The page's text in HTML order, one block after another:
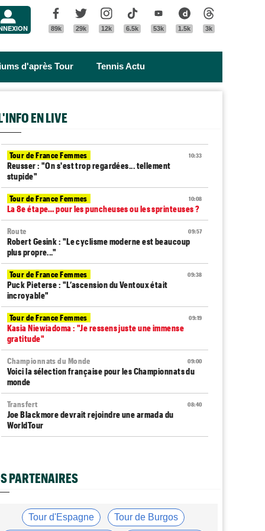
Facebook
89k
Twitter
29k
Instagram
12k
Tik Tok
6.5k
Youtube
53k
Dailymotion
1.5k 3k
d'après Tour Tennis Actu
EN LIVE
10:33
Tour de France Femmes
Reusser : "On s'est trop regardées... tellement
stupide"
10:08
Tour de France Femmes
La 8e étape… pour les puncheuses ou les sprinteuses ?
09:57
Route
Robert Gesink : "Le cyclisme moderne est beaucoup
plus propre..."
09:38
Tour de France Femmes
Puck Pieterse : "L’ascension du Ventoux était
incroyable"
09:19
Tour de France Femmes
Kasia Niewiadoma : "Je ressens juste une immense
gratitude"
09:00
Championnats du Monde
Voici la sélection française pour les Championnats du
monde
08:40
Transfert
Joe Blackmore devrait rejoindre une armada du
WorldTour
Tour de France Femmes
Tour
PARTENAIRES
Tour d'Espagne Tour de Burgos